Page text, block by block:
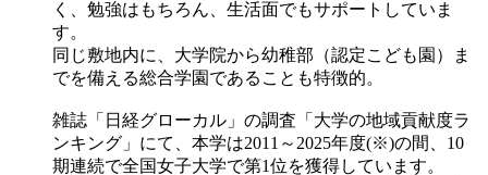
く、勉強はもちろん、生活面でもサポートしていま
す。
同じ敷地内に、大学院から幼稚部（認定こども園）ま
でを備える総合学園であることも特徴的。
雑誌「日経グローカル」の調査「大学の地域貢献度ラ
ンキング」にて、本学は2011～2025年度(※)の間、10
期連続で全国女子大学で第1位を獲得しています。